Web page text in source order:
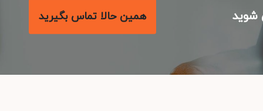
همین حالا تماس بگیرید